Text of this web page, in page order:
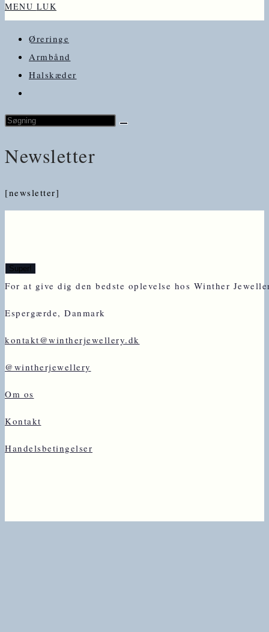
MENU LUK
Øreringe
Armbånd
Halskæder
Search
website
Newsletter
[newsletter]
For at give dig den bedste oplevelse hos Winther
Espergærde, Danmark
kontakt@wintherjewellery.dk
@wintherjewellery
Om os
Kontakt
Handelsbetingelser